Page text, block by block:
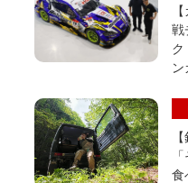
戦
ク
食